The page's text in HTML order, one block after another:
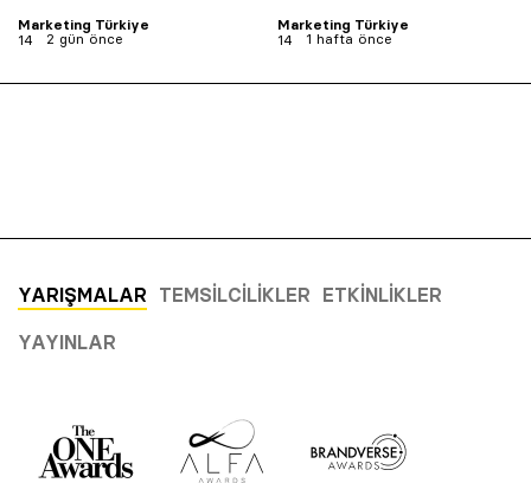
Marketing Türkiye
2 gün önce
Marketing Türkiye
1 hafta önce
YARIŞMALAR TEMSILCILIKLER ETKINLIKLER
YAYINLAR